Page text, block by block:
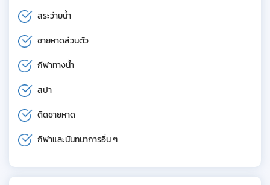
สระว่ายน้ำ
ชายหาดส่วนตัว
กีฬาทางน้ำ
สปา
ติดชายหาด
กีฬาและนันทนาการอื่น ๆ